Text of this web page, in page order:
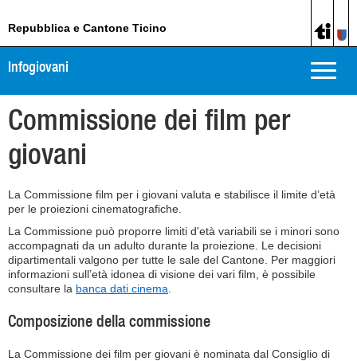
Repubblica e Cantone Ticino
Toggle
Infogiovani
Commissione dei film per
giovani
La Commissione film per i giovani valuta e stabilisce il limite d’età
per le proiezioni cinematografiche.
La Commissione può proporre limiti d'età variabili se i minori sono
accompagnati da un adulto durante la proiezione. Le decisioni
dipartimentali valgono per tutte le sale del Cantone. Per maggiori
informazioni sull’età idonea di visione dei vari film, è possibile
consultare la banca dati cinema
Composizione della commissione
La Commissione dei film per giovani è nominata dal Consiglio di